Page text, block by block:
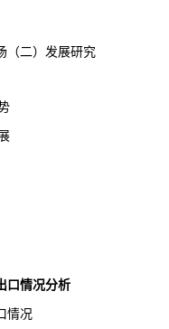
二）发展研究
口情况分析
情况